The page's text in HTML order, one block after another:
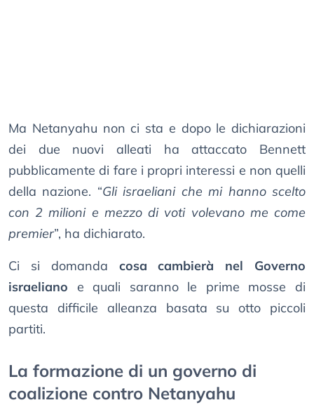
Ma Netanyahu non ci sta e dopo le dichiarazioni
dei due nuovi alleati ha attaccato Bennett
pubblicamente di fare i propri interessi e non quelli
della nazione. “Gli israeliani che mi hanno scelto
con 2 milioni e mezzo di voti volevano me come
premier”, ha dichiarato.
Ci si domanda cosa cambierà nel Governo
israeliano e quali saranno le prime mosse di
questa difficile alleanza basata su otto piccoli
partiti.
La formazione di un governo di
coalizione contro Netanyahu